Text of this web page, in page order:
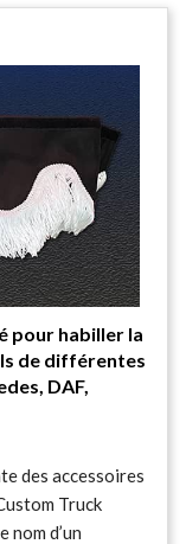
pour habiller la
de différentes
DAF,
des accessoires
Truck
nom d’un